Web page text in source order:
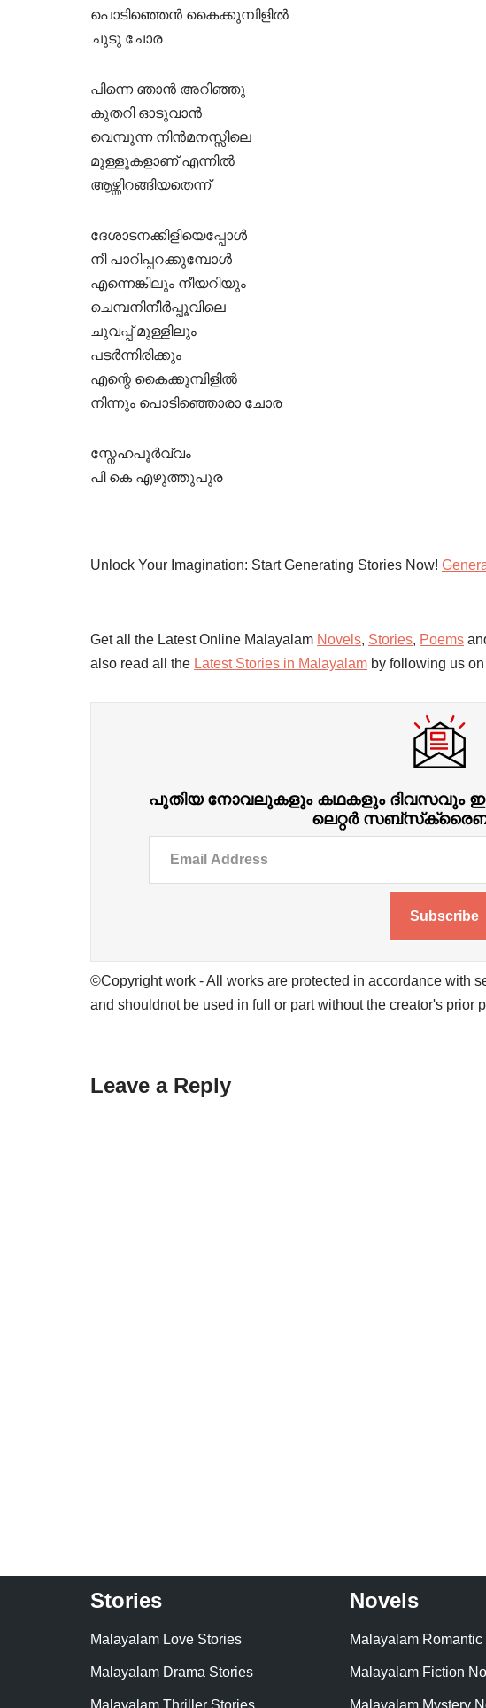
പൊടിഞ്ഞെൻ കൈക്കുമ്പിളിൽ
ചുടു ചോര
പിന്നെ ഞാൻ അറിഞ്ഞു
കുതറി ഓടുവാൻ
വെമ്പുന്ന നിൻമനസ്സിലെ
മുള്ളുകളാണ് എന്നിൽ
ആഴ്ന്നിറങ്ങിയതെന്ന്
ദേശാടനക്കിളിയെപ്പോൾ
നീ പാറിപ്പറക്കുമ്പോൾ
എന്നെങ്കിലും നീയറിയും
ചെമ്പനിനീർപ്പൂവിലെ
ചുവപ്പ് മുള്ളിലും
പടർന്നിരിക്കും
എന്റെ കൈക്കുമ്പിളിൽ
നിന്നും പൊടിഞ്ഞൊരാ ചോര
സ്നേഹപൂർവ്വം
പി കെ എഴുത്തുപുര
Unlock Your Imagination: Start Generating Stories Now!
Get all the Latest Online Malayalam Novels, Stories, Poems
also read all the Latest Stories in Malayalam by following us on
പുതിയ നോവലുകളും കഥകളും ദിവസവും
ലെറ്റർ സബ്‌സ്‌ക്രൈബ്
Subscribe
©Copyright work - All works are protected in accordance with
and shouldnot be used in full or part without the creator's prior
Leave a Reply
Stories
Malayalam Love Stories
Malayalam Drama Stories
Malayalam Thriller Stories
Novels
Malayalam
Malayalam Fiction
Malayalam Mystery